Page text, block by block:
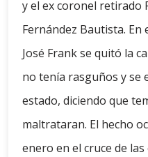
y el ex coronel retirado
Fernández Bautista.
José Frank se quitó la
no tenía rasguños y se
estado, diciendo que
maltrataran. El hecho
enero en el cruce de